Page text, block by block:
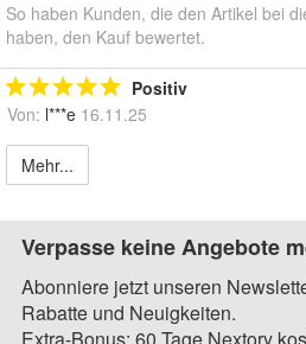
So haben Kunden, die den Artikel bei
haben, den Kauf bewertet.
Positiv
Von: l***e 16.11.25
Mehr...
Verpasse keine Angebote
Abonniere jetzt unseren
Rabatte und Neuigkeiten.